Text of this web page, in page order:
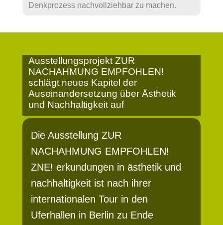
Denkprozess nachvollziehbar zu machen.
Ausstellungsprojekt ZUR
NACHAHMUNG EMPFOHLEN!
schlägt neues Kapitel der
Auseinandersetzung über Ästhetik
und Nachhaltigkeit auf
Die Ausstellung ZUR
NACHAHMUNG EMPFOHLEN!
ZNE! erkundungen in ästhetik und
nachhaltigkeit ist nach ihrer
internationalen Tour in den
Uferhallen in Berlin zu Ende